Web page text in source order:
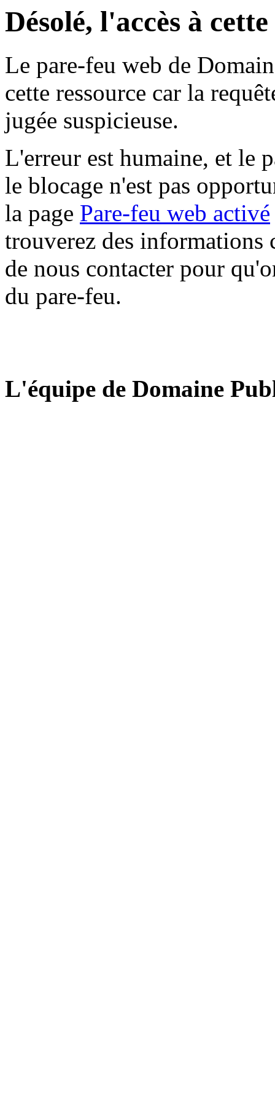
Désolé, l'accès à
Le pare-feu web de
cette ressource car la
jugée suspicieuse.
L'erreur est humaine, et le
le blocage n'est pas
la page Pare-feu web activé
trouverez des informations
de nous contacter pour
du pare-feu.
L'équipe de Domaine